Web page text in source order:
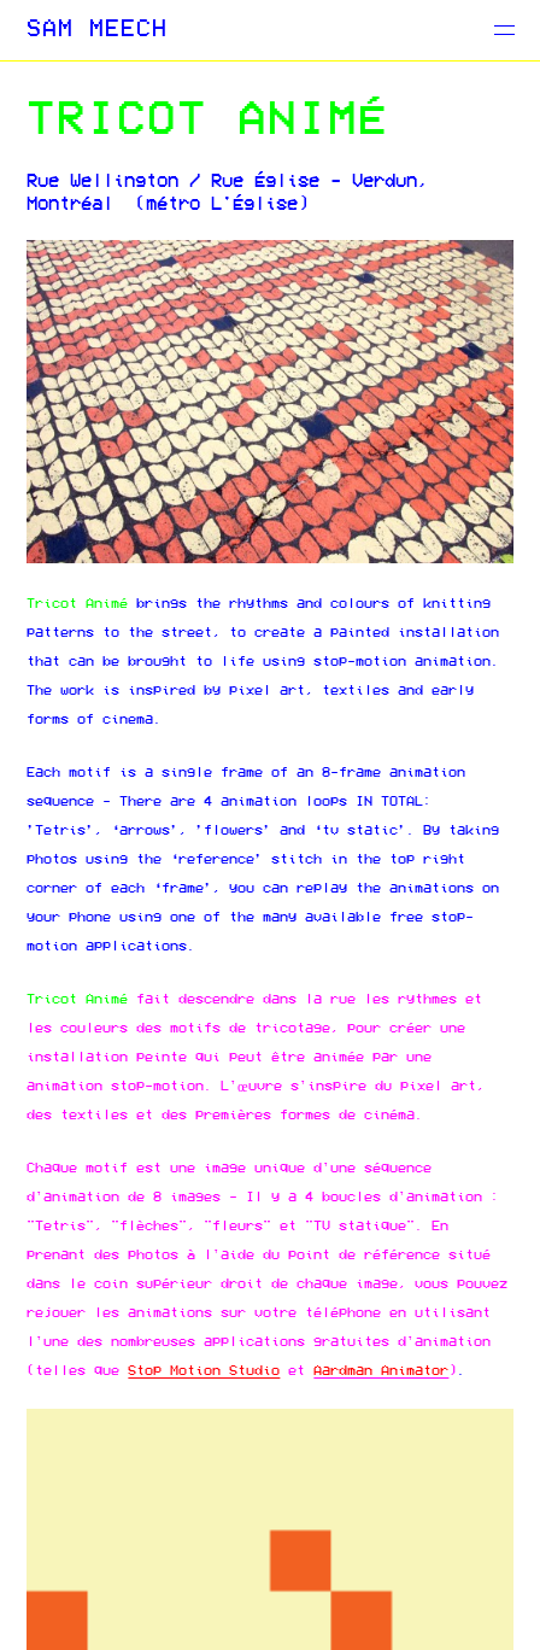
SAM MEECH
TRICOT ANIMÉ
Rue Wellington / Rue Église - Verdun,
Montréal (métro L'Église)
Tricot Animé brings the rhythms and colours of knitting
patterns to the street, to create a painted installation
that can be brought to life using stop-motion animation.
The work is inspired by pixel art, textiles and early
forms of cinema.
Each motif is a single frame of an 8-frame animation
sequence - There are 4 animation loops IN TOTAL:
’Tetris’, ‘arrows’, ’flowers’ and ‘tv static’. By taking
photos using the ‘reference’ stitch in the top right
corner of each ‘frame’, you can replay the animations on
your phone using one of the many available free stop-
motion applications.
Tricot Animé fait descendre dans la rue les rythmes et
les couleurs des motifs de tricotage, pour créer une
installation peinte qui peut être animée par une
animation stop-motion. L'œuvre s'inspire du pixel art,
des textiles et des premières formes de cinéma.
Chaque motif est une image unique d'une séquence
d'animation de 8 images - Il y a 4 boucles d'animation :
"Tetris", "flèches", "fleurs" et "TV statique". En
prenant des photos à l'aide du point de référence situé
dans le coin supérieur droit de chaque image, vous pouvez
rejouer les animations sur votre téléphone en utilisant
l'une des nombreuses applications gratuites d'animation
(telles queStop Motion Studio etAardman Animator)